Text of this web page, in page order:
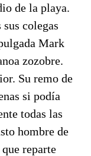
de la playa.
colegas
Mark
zozobre.
Su remo de
si podía
todas las
hombre de
reparte